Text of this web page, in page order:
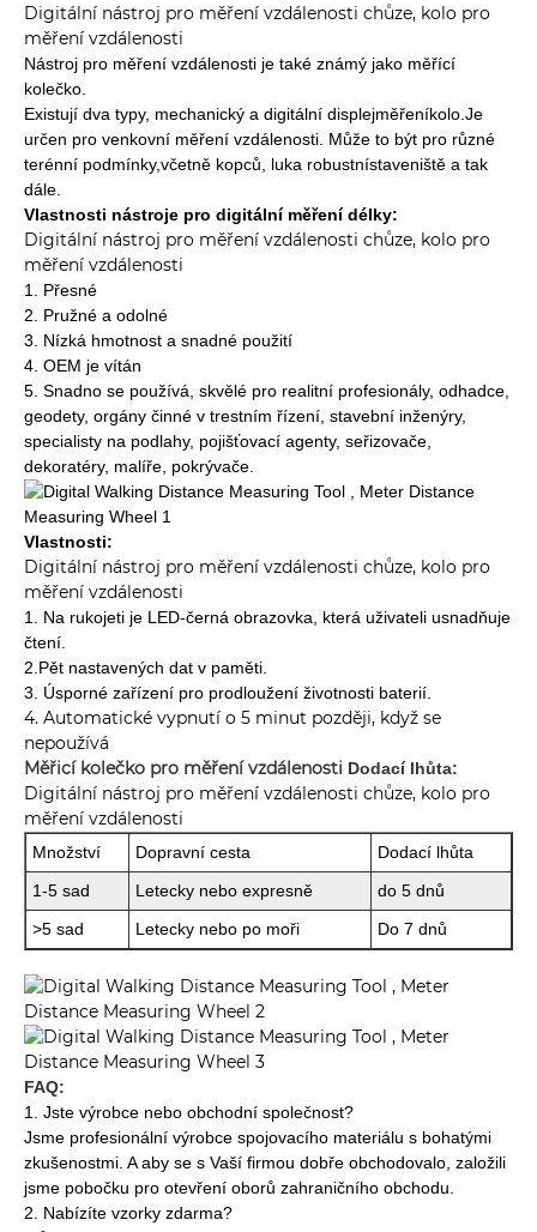
Digitální nástroj pro měření vzdálenosti chůze, kolo pro
měření vzdálenosti
Nástroj pro měření vzdálenosti je také známý jako měřící
kolečko.
Existují dva typy, mechanický a digitální displejměřeníkolo. Je
určen pro venkovní měření vzdálenosti. Může to být pro různé
terénní podmínky,včetně kopců, luka robustnístaveniště a tak
dále.
Vlastnosti nástroje pro digitální měření délky:
Digitální nástroj pro měření vzdálenosti chůze, kolo pro
měření vzdálenosti
1. Přesné
2. Pružné a odolné
3. Nízká hmotnost a snadné použití
4. OEM je vítán
5. Snadno se používá, skvělé pro realitní profesionály, odhadce,
geodety, orgány činné v trestním řízení, stavební inženýry,
specialisty na podlahy, pojišťovací agenty, seřizovače,
dekoratéry, malíře, pokrývače.
Vlastnosti:
Digitální nástroj pro měření vzdálenosti chůze, kolo pro
měření vzdálenosti
1. Na rukojeti je LED-černá obrazovka, která uživateli usnadňuje
čtení.
2.Pět nastavených dat v paměti.
3. Úsporné zařízení pro prodloužení životnosti baterií.
4. Automatické vypnutí o 5 minut později, když se
nepoužívá
Měřicí kolečko pro měření vzdálenosti Dodací lhůta:
Digitální nástroj pro měření vzdálenosti chůze, kolo pro
měření vzdálenosti
Množství Dopravní cesta
Dodací lhůta
1-5 sad
Letecky nebo expresně
do 5 dnů
>5 sad
Letecky nebo po moři Do 7 dnů
FAQ:
1. Jste výrobce nebo obchodní společnost?
Jsme profesionální výrobce spojovacího materiálu s bohatými
zkušenostmi. A aby se s Vaší firmou dobře obchodovalo, založili
jsme pobočku pro otevření oborů zahraničního obchodu.
2. Nabízíte vzorky zdarma?